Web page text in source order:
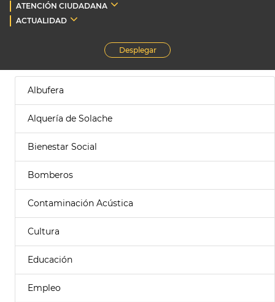
ATENCIÓN CIUDADANA
ACTUALIDAD
Desplegar
Albufera
Alquería de Solache
Bienestar Social
Bomberos
Contaminación Acústica
Cultura
Educación
Empleo